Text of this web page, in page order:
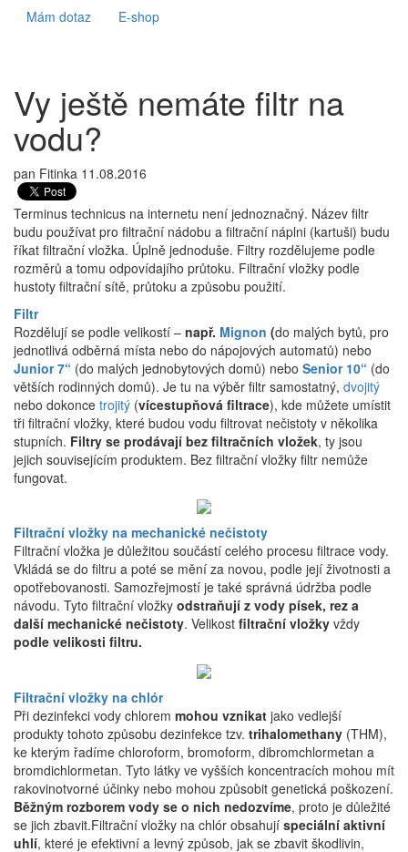
Mám dotaz E-shop
Vy ještě nemáte filtr na
vodu?
pan Fitinka 11.08.2016
Terminus technicus na internetu není jednoznačný. Název filtr
budu používat pro filtrační nádobu a filtrační náplni (kartuši) budu
říkat filtrační vložka. Úplně jednoduše. Filtry rozdělujeme podle
rozměrů a tomu odpovídajího průtoku. Filtrační vložky podle
hustoty filtrační sítě, průtoku a způsobu použití.
Filtr
Rozdělují se podle velikostí – např. Mignon (do malých bytů, pro
jednotlivá odběrná místa nebo do nápojových automatů) nebo
Junior 7“ (do malých jednobytových domů) nebo Senior 10“ (do
větších rodinných domů). Je tu na výběr filtr samostatný, dvojitý
nebo dokonce trojitý (vícestupňová filtrace), kde můžete umístit
tři filtrační vložky, které budou vodu filtrovat nečistoty v několika
stupních. Filtry se prodávají bez filtračních vložek, ty jsou
jejich souvisejícím produktem. Bez filtrační vložky filtr nemůže
fungovat.
Filtrační vložky na mechanické nečistoty
Filtrační vložka je důležitou součástí celého procesu filtrace vody.
Vkládá se do filtru a poté se mění za novou, podle její životnosti a
opotřebovanosti. Samozřejmostí je také správná údržba podle
návodu. Tyto filtrační vložky odstraňují z vody písek, rez a
další mechanické nečistoty. Velikost filtrační vložky vždy
podle velikosti filtru.
Filtrační vložky na chlór
Při dezinfekci vody chlorem mohou vznikat jako vedlejší
produkty tohoto způsobu dezinfekce tzv. trihalomethany (THM),
ke kterým řadíme chloroform, bromoform, dibromchlormetan a
bromdichlormetan. Tyto látky ve vyšších koncentracích mohou mít
rakovinotvorné účinky nebo mohou způsobit genetická poškození.
Běžným rozborem vody se o nich nedozvíme, proto je důležité
se jich zbavit.Filtrační vložky na chlór obsahují speciální aktivní
uhlí, které je efektivní a levný způsob, jak se zbavit škodlivin,